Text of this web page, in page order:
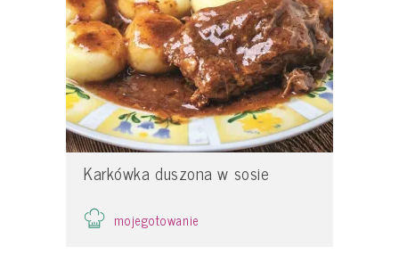
Karkówka duszona w sosie
mojegotowanie